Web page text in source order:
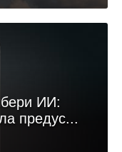
ИИ:
предус...